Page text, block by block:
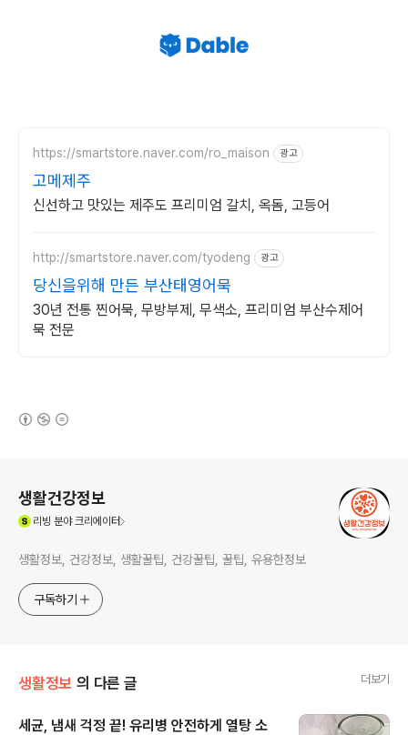
https://smartstore.naver.com/ro_maison 광고
고메제주
신선하고 맛있는 제주도 프리미엄 갈치, 옥돔, 고등어
http://smartstore.naver.com/tyodeng 광고
당신을위해 만든 부산태영어묵
30년 전통 찐어묵, 무방부제, 무색소, 프리미엄 부산수제어
묵 전문
생활건강정보
리빙 분야 크리에이터
생활정보, 건강정보, 생활꿀팁, 건강꿀팁, 꿀팁, 유용한정보
구독하기
생활정보 의 다른 글 더보기
세균, 냄새 걱정 끝! 유리병 안전하게 열탕 소